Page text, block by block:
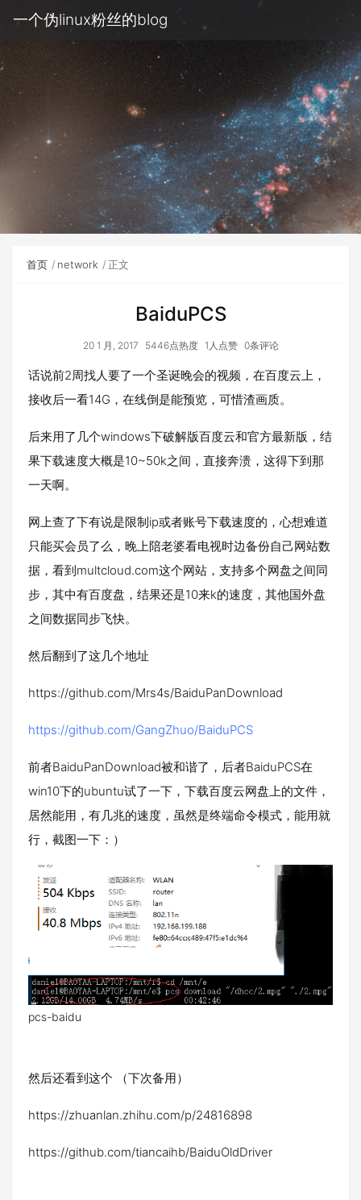
一个伪linux粉丝的blog
首页 network 正文
BaiduPCS
20 1 月, 2017 5446点热度 1人点赞 0条评论
话说前2周找人要了一个圣诞晚会的视频，在百度云上，
接收后一看14G，在线倒是能预览，可惜渣画质。
后来用了几个windows下破解版百度云和官方最新版，结
果下载速度大概是10~50k之间，直接奔溃，这得下到那
一天啊。
网上查了下有说是限制ip或者账号下载速度的，心想难道
只能买会员了么，晚上陪老婆看电视时边备份自己网站数
据，看到multcloud.com这个网站，支持多个网盘之间同
步，其中有百度盘，结果还是10来k的速度，其他国外盘
之间数据同步飞快。
然后翻到了这几个地址
https://github.com/Mrs4s/BaiduPanDownload
https://github.com/GangZhuo/BaiduPCS
前者BaiduPanDownload被和谐了，后者BaiduPCS在
win10下的ubuntu试了一下，下载百度云网盘上的文件，
居然能用，有几兆的速度，虽然是终端命令模式，能用就
行，截图一下：）
pcs-baidu
然后还看到这个 （下次备用）
https://zhuanlan.zhihu.com/p/24816898
https://github.com/tiancaihb/BaiduOldDriver